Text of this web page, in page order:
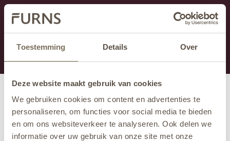
Toestemming Details Over
Deze website maakt gebruik van cookies
We gebruiken cookies om content en advertenties te
personaliseren, om functies voor social media te bieden
en om ons websiteverkeer te analyseren. Ook delen we
informatie over uw gebruik van onze site met onze
Dieser Abschnitt wird derzeit gewartet.
Wenn Sie Informationen vermissen, können Sie uns
unter +31 413 395 294 anrufen oder uns unter